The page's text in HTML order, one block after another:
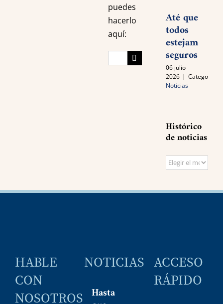
puedes
hacerlo
aquí:
Search
Até que
todos
estejam
seguros
06 julio
2026 | Categories:
Noticias
Histórico
de noticias
Histórico
noticias
HABLE
CON
NOSOTROS
NOTICIAS
Hasta
ACCESO
RÁPIDO